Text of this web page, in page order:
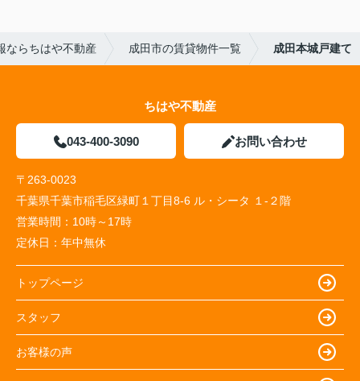
ならちはや不動産 成田市の賃貸物件一覧 成田本城戸建て
ちはや不動産
043-400-3090 お問い合わせ
〒263-0023
千葉県千葉市稲毛区緑町１丁目8-6 ル・シータ １-２階
営業時間： 10時～17時
定休日： 年中無休
トップページ
スタッフ
お客様の声